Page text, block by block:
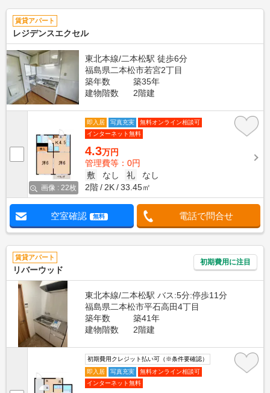
賃貸アパート
レジデンスエクセル
東北本線/二本松駅 徒歩6分
福島県二本松市若宮2丁目
築年数
築35年
建物階数
2階建
画像 : 22枚
即入居 写真充実
無料オンライン相談可
インターネット無料
4.3万円
管理費等：0円
敷
なし 礼
なし
2階
2K 33.45㎡
空室確認 無料 電話で問合せ
賃貸アパート
リバーウッド
初期費用に注目
東北本線/二本松駅 バス:5分:停歩11分
福島県二本松市平石高田4丁目
築年数
築41年
建物階数
2階建
初期費用クレジット払い可（※条件要確認）
即入居
写真充実
無料オンライン相談可
インターネット無料